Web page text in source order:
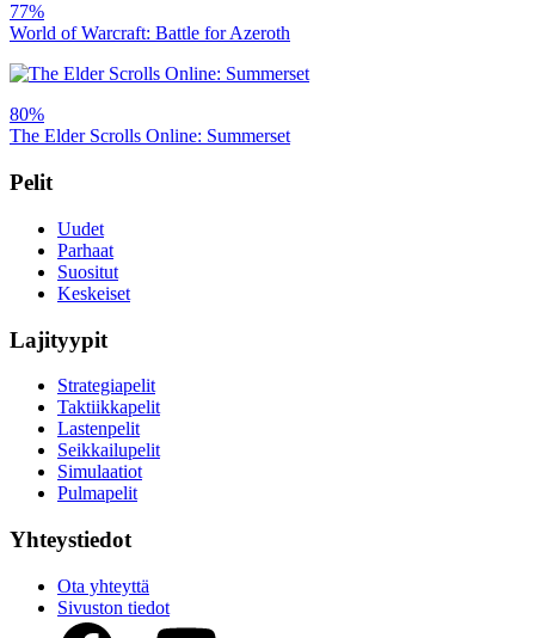
77%
World of Warcraft: Battle for Azeroth
80%
The Elder Scrolls Online: Summerset
Pelit
Uudet
Parhaat
Suositut
Keskeiset
Lajityypit
Strategiapelit
Taktiikkapelit
Lastenpelit
Seikkailupelit
Simulaatiot
Pulmapelit
Yhteystiedot
Ota yhteyttä
Sivuston tiedot